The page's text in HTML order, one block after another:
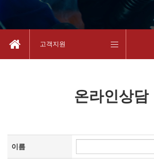
고객지원
온라인상담
이름